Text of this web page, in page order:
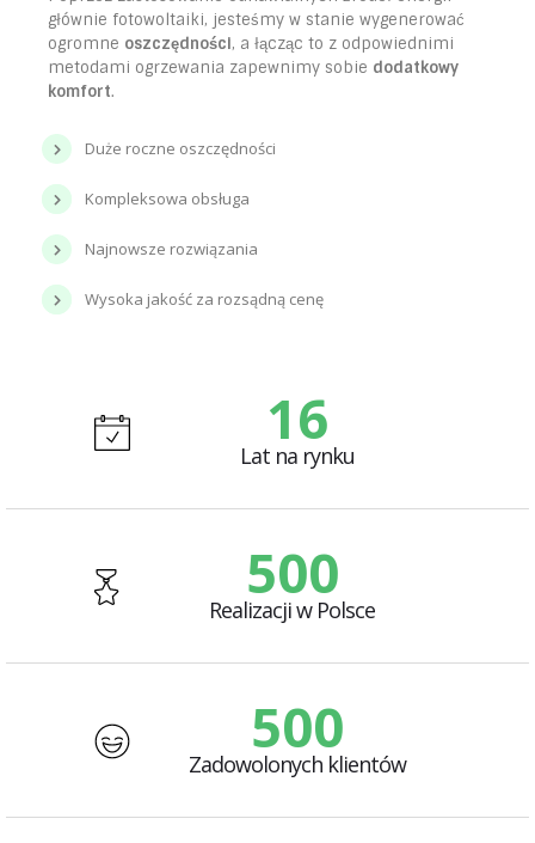
głównie fotowoltaiki, jesteśmy w stanie wygenerować
ogromne oszczędności, a łącząc to z odpowiednimi
metodami ogrzewania zapewnimy sobie dodatkowy
komfort.
Duże roczne oszczędności
Kompleksowa obsługa
Najnowsze rozwiązania
Wysoka jakość za rozsądną cenę
16+
Lat na rynku
500+
Realizacji w Polsce
500+
Zadowolonych klientów